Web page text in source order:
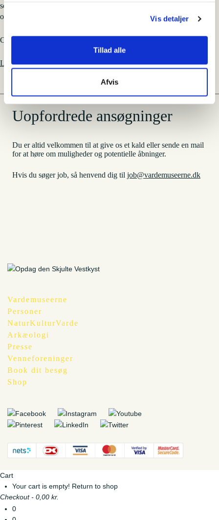
Vis detaljer
Tillad alle
Afvis
sommerværter til billetsalg, café, butik og gæsteservice fra nu –
oktober.
Ca. 20–30 timer om ugen. Ansøg hurtigst muligt.
Læs mere om stillingen og ansøg her
Uopfordrede ansøgninger
Du er altid velkommen til at give os et kald eller sende en mail
for at høre om muligheder og potentielle åbninger.
Hvis du søger job, så henvend dig til job@vardemuseerne.dk
Vardemuseerne
Personer
NaturKulturVarde
Arkæologi
Presse
Venneforeninger
Book dit besøg
Shop
Cart
Your cart is empty! Return to shop
Checkout - 0,00 kr.
0